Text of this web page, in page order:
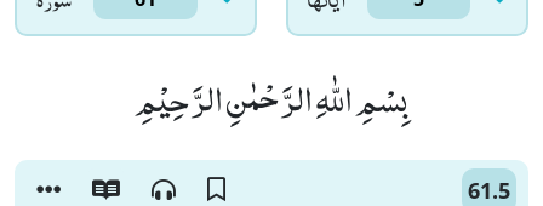
بِسْمِ اللّٰهِ الرَّحْمٰنِ الرَّحِیْمِ
61.5